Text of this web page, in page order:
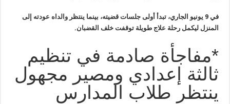
في 9 يونيو الجاري، تبدأ أولى جلسات قضيته، بينما ينتظر والداه عودته إلى
المنزل ليكمل رحلة علاج طويلة توقفت خلف القضبان.
*مفاجأة صادمة في تنظيم
ثالثة إعدادي ومصير مجهول
ينتظر طلاب المدارس